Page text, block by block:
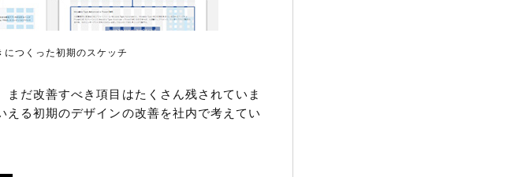
につくった初期のスケッチ
だ改善すべき項目はたくさん残されていま
る初期のデザインの改善を社内で考えてい